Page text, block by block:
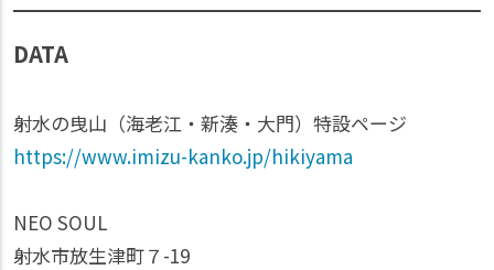
DATA
射水の曳山（海老江・新湊・大門）特設ページ
https://www.imizu-kanko.jp/hikiyama
NEO SOUL
射水市放生津町７-19